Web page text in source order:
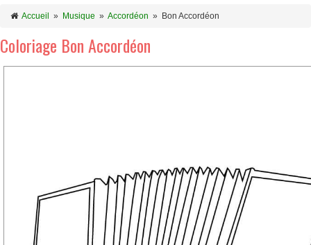
Accueil » Musique » Accordéon » Bon Accordéon
Coloriage Bon Accordéon